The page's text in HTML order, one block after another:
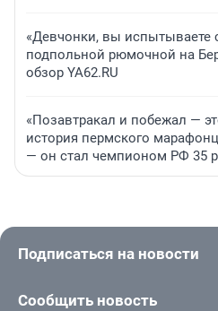
«Девчонки, вы испытываете
подпольной рюмочной на
обзор YA62.RU
«Позавтракал и побежал —
история пермского
— он стал чемпионом РФ 35
Подписаться на новости
Сообщить новость